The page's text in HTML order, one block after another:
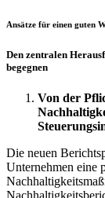
Ansätze für einen guten
Den zentralen
begegnen
Von der
Die neuen
Unternehmen eine